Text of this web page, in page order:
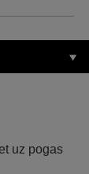
uz pogas